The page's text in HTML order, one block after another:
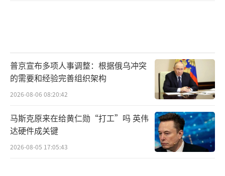
普京宣布多项人事调整：根据俄乌冲突
的需要和经验完善组织架构
2026-08-06 08:20:42
马斯克原来在给黄仁勋“打工”吗 英伟
达硬件成关键
2026-08-05 17:05:43